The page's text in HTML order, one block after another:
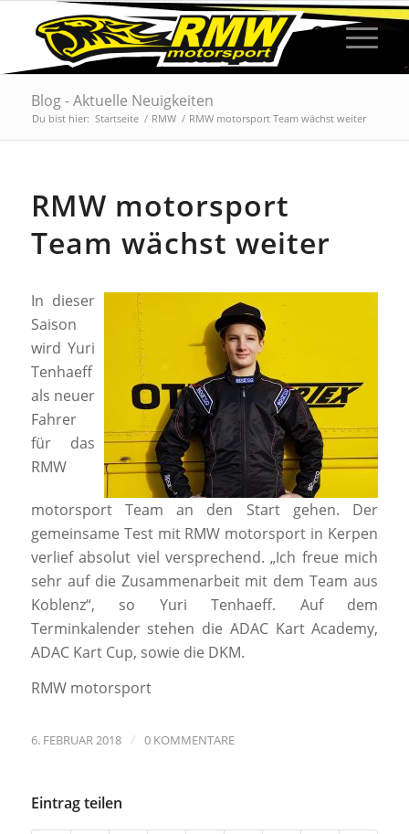
Blog - Aktuelle Neuigkeiten
Du bist hier: Startseite / RMW / RMW motorsport Team wächst weiter
RMW motorsport
Team wächst weiter
In dieser
Saison
wird Yuri
Tenhaeff
als neuer
Fahrer
für das
RMW
motorsport Team an den Start gehen. Der
gemeinsame Test mit RMW motorsport in Kerpen
verlief absolut viel versprechend. „Ich freue mich
sehr auf die Zusammenarbeit mit dem Team aus
Koblenz“, so Yuri Tenhaeff. Auf dem
Terminkalender stehen die ADAC Kart Academy,
ADAC Kart Cup, sowie die DKM.
RMW motorsport
6. FEBRUAR 2018 / 0 KOMMENTARE
Eintrag teilen